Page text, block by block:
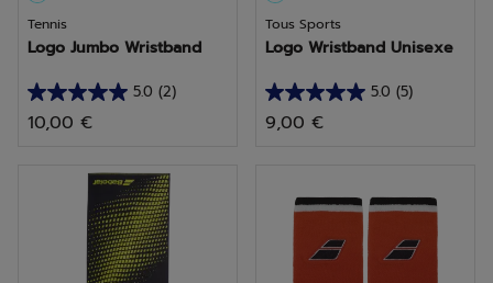
Tennis
Logo Jumbo Wristband
5.0 (2)
5.0
sur
10,00 €
Tous Sports
Logo Wristband Unisexe
5.0 (5)
5.0
sur
9,00 €